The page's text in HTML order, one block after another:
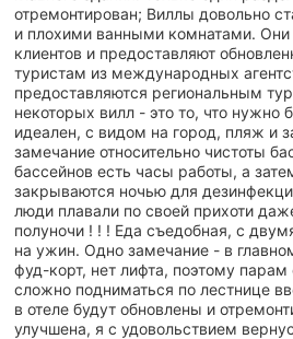
отремонтирован; Виллы довольно
и плохими ванными комнатами.
клиентов и предоставляют
туристам из международных
предоставляются региональным
некоторых вилл - это то, что нужно
идеален, с видом на город, пляж и
замечание относительно чистоты
бассейнов есть часы работы, а
закрываются ночью для
люди плавали по своей прихоти
полуночи ! ! ! Еда съедобная, с
на ужин. Одно замечание - в
фуд-корт, нет лифта, поэтому
сложно подниматься по лестнице
в отеле будут обновлены и
улучшена, я с удовольствием